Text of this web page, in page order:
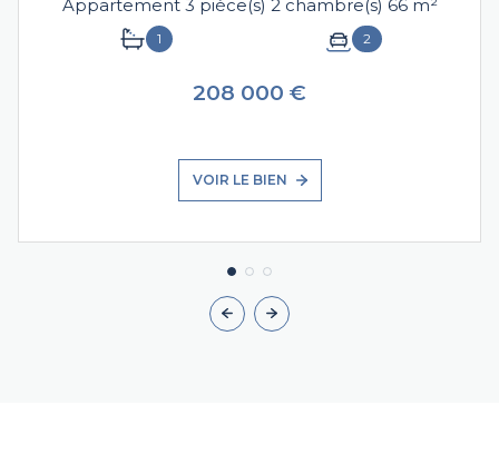
Appartement 3 pièce(s) 2 chambre(s) 66 m²
1 2
208 000 €
VOIR LE BIEN